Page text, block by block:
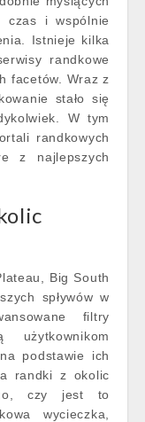
czas i wspólnie
Istnieje kilka
randkowe
facetów. Wraz z
stało się
W tym
randkowych
z najlepszych
Big South
spływów w
filtry
użytkownikom
podstawie ich
randki z okolic
czy jest to
wycieczka,